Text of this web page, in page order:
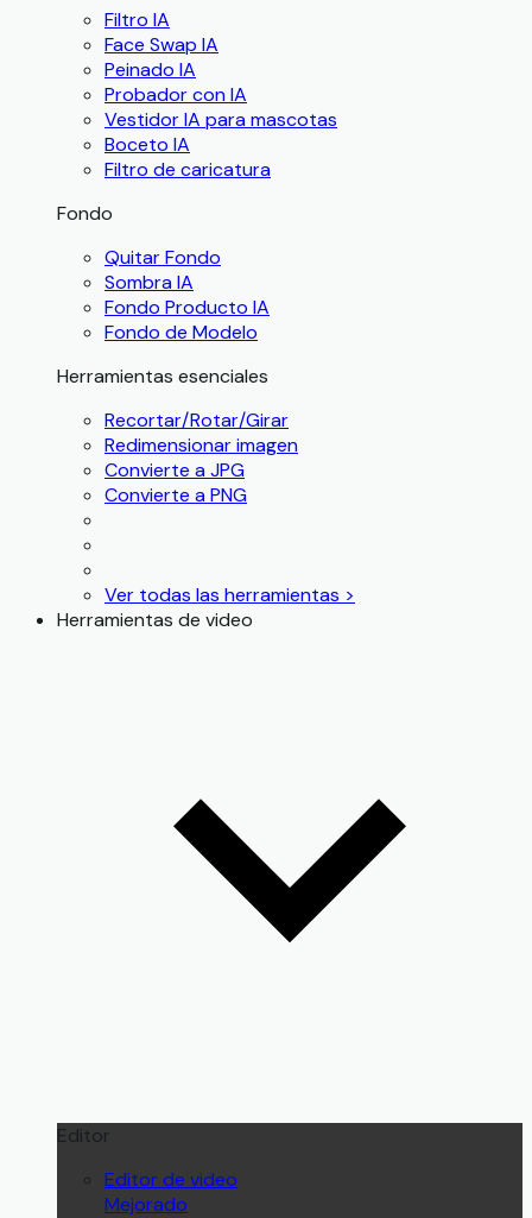
Filtro IA
Face Swap IA
Peinado IA
Probador con IA
Vestidor IA para mascotas
Boceto IA
Filtro de caricatura
Fondo
Quitar Fondo
Sombra IA
Fondo Producto IA
Fondo de Modelo
Herramientas esenciales
Recortar/Rotar/Girar
Redimensionar imagen
Convierte a JPG
Convierte a PNG
Ver todas las herramientas >
Herramientas de video
Editor
Editor de video
Mejorado